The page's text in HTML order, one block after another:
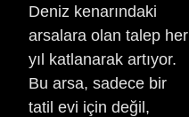
Deniz kenarındaki
arsalara olan talep her
yıl katlanarak artıyor.
Bu arsa, sadece bir
tatil evi için değil,